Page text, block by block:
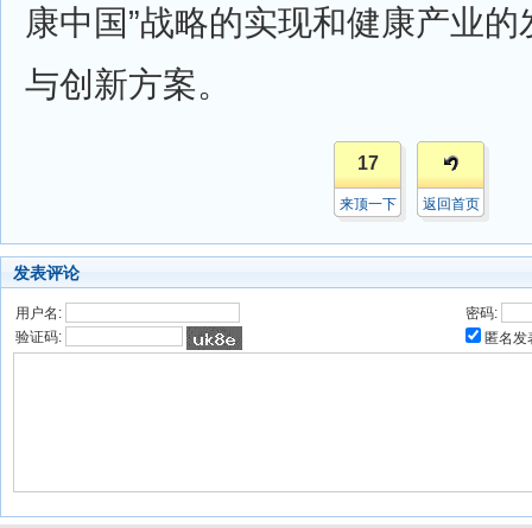
康中国”战略的实现和健康产业
与创新方案。
17
来顶一下 返回首页
发表评论
用户名:
密码:
验证码:
匿名发